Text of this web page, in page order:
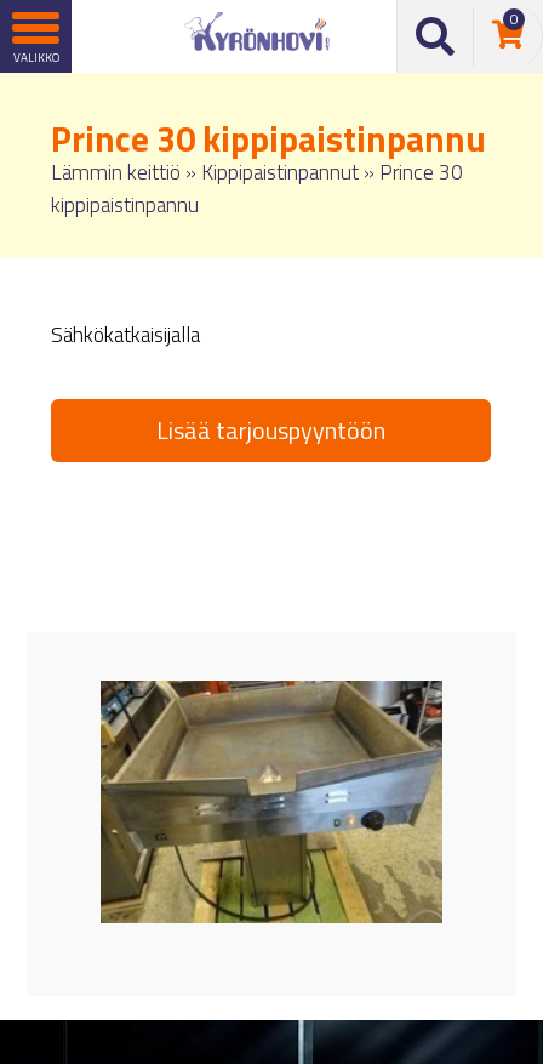
0
Prince 30 kippipaistinpannu
Lämmin keittiö » Kippipaistinpannut» Prince 30
kippipaistinpannu
Sähkökatkaisijalla
Lisää tarjouspyyntöön